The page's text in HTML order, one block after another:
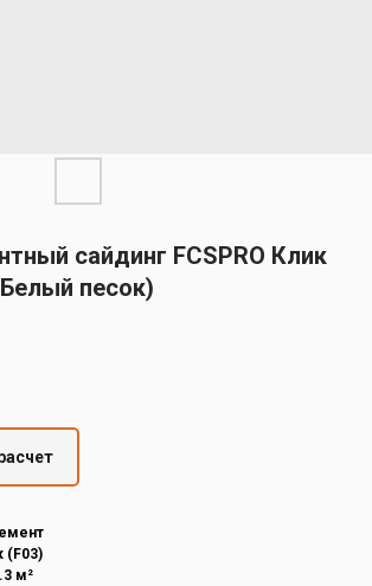
сайдинг FCSPRO Клик
песок)
(F03)
м²